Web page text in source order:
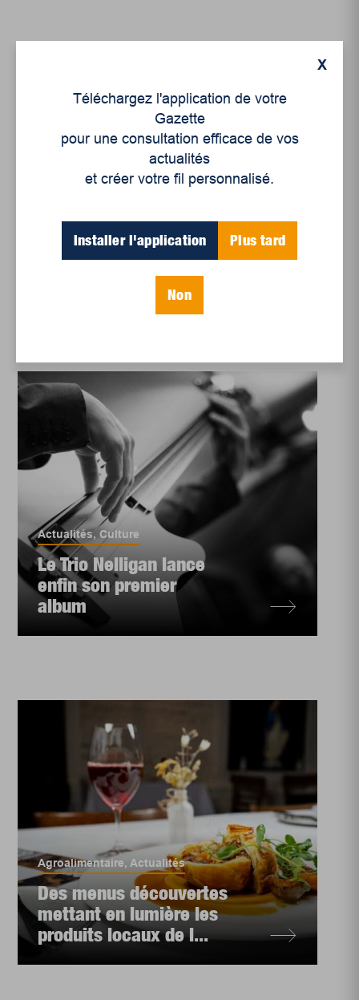
Actualités, Culture
incandescence : Culture
Mauricie dévoile ses
Actualités, Culture
Le Trio Nelligan lance
enfin son premier
album
Agroalimentaire, Actualités
Des menus découvertes
mettant en lumière les
produits locaux de l...
X
Téléchargez l'application de votre
Gazette
pour une consultation efficace de vos
actualités
et créer votre fil personnalisé.
Installer l'application Plus tard
Non